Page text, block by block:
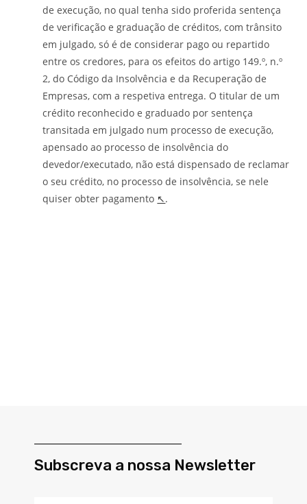
de execução, no qual tenha sido proferida sentença
de verificação e graduação de créditos, com trânsito
em julgado, só é de considerar pago ou repartido
entre os credores, para os efeitos do artigo 149.º, n.º
2, do Código da Insolvência e da Recuperação de
Empresas, com a respetiva entrega. O titular de um
crédito reconhecido e graduado por sentença
transitada em julgado num processo de execução,
apensado ao processo de insolvência do
devedor/executado, não está dispensado de reclamar
o seu crédito, no processo de insolvência, se nele
quiser obter pagamento ↖.
Subscreva a nossa Newsletter